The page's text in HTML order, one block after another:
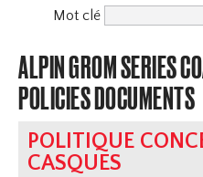
Mot clé
ALPIN GROM SERIES
POLICIES DOCUMENTS
POLITIQUE
CASQUES